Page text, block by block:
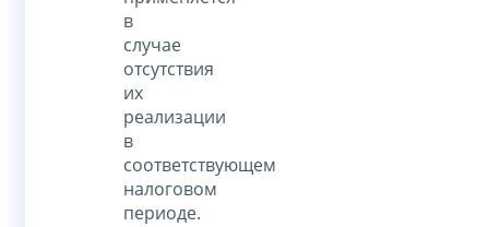
в
случае
отсутствия
их
реализации
в
соответствующем
налоговом
периоде.